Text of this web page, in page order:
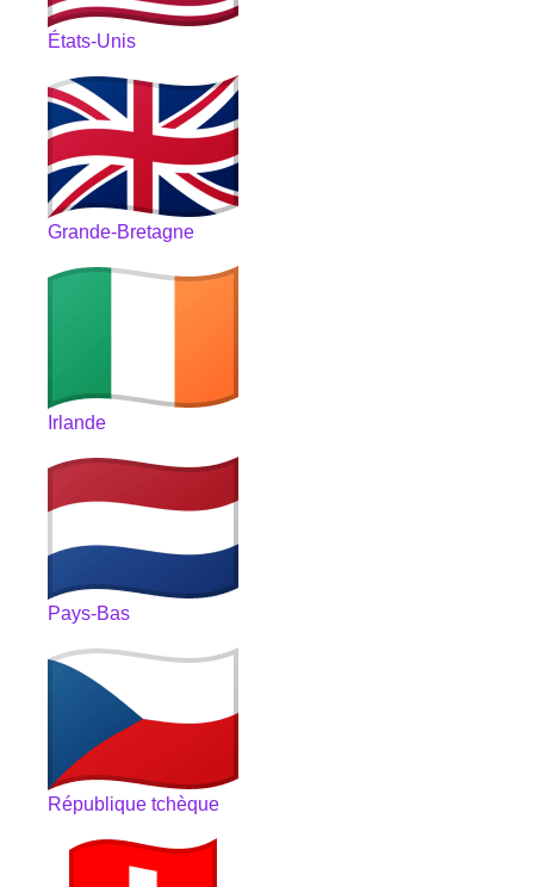
États-Unis
Grande-Bretagne
Irlande
Pays-Bas
République tchèque